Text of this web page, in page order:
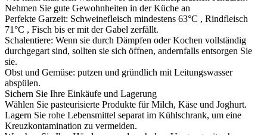
Nehmen Sie gute Gewohnheiten in der Küche an
Perfekte Garzeit: Schweinefleisch mindestens 63°C , Rindfleisch
71°C , Fisch bis er mit der Gabel zerfällt.
Schalentiere: Wenn sie durch Dämpfen oder Kochen vollständig
durchgegart sind, sollten sie sich öffnen, andernfalls entsorgen Sie
sie.
Obst und Gemüse: putzen und gründlich mit Leitungswasser
abspülen.
Sichern Sie Ihre Einkäufe und Lagerung
Wählen Sie pasteurisierte Produkte für Milch, Käse und Joghurt.
Lagern Sie rohe Lebensmittel separat im Kühlschrank, um eine
Kreuzkontamination zu vermeiden.